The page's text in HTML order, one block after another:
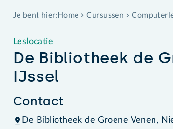
Je bent hier: Home Cursussen
Leslocatie
De Bibliotheek de
IJssel
Contact
De Bibliotheek de Groene Venen,